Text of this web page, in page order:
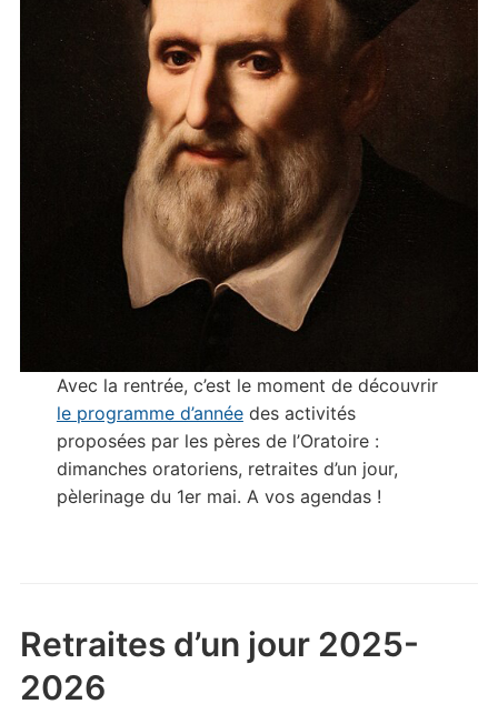
Avec la rentrée, c’est le moment de découvrir
le programme d’annéedes activités
proposées par les pères de l’Oratoire :
dimanches oratoriens, retraites d’un jour,
pèlerinage du 1er mai. A vos agendas !
Retraites d’un jour 2025-
2026